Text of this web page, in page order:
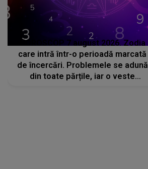
HOROSCOP 7 august 2026. Zodia
care intră într-o perioadă marcată
de încercări. Problemele se adună
din toate părțile, iar o veste